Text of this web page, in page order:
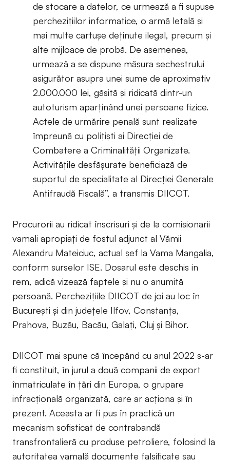
de stocare a datelor, ce urmează a fi supuse
perchezițiilor informatice, o armă letală și
mai multe cartușe deținute ilegal, precum și
alte mijloace de probă. De asemenea,
urmează a se dispune măsura sechestrului
asigurător asupra unei sume de aproximativ
2.000.000 lei, găsită și ridicată dintr-un
autoturism aparținând unei persoane fizice.
Actele de urmărire penală sunt realizate
împreună cu polițiști ai Direcției de
Combatere a Criminalității Organizate.
Activitățile desfășurate beneficiază de
suportul de specialitate al Direcției Generale
Antifraudă Fiscală”, a transmis DIICOT.
Procurorii au ridicat înscrisuri și de la comisionarii
vamali apropiați de fostul adjunct al Vămii
Alexandru Mateiciuc, actual șef la Vama Mangalia,
conform surselor ISE. Dosarul este deschis in
rem, adică vizează faptele și nu o anumită
persoană. Perchezițiile DIICOT de joi au loc în
București și din județele Ilfov, Constanța,
Prahova, Buzău, Bacău, Galați, Cluj și Bihor.
DIICOT mai spune că începând cu anul 2022 s-ar
fi constituit, în jurul a două companii de export
înmatriculate în țări din Europa, o grupare
infracțională organizată, care ar acționa și în
prezent. Aceasta ar fi pus în practică un
mecanism sofisticat de contrabandă
transfrontalieră cu produse petroliere, folosind la
autoritatea vamală documente falsificate sau